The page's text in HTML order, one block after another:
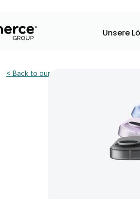
Unsere
< Back to our news